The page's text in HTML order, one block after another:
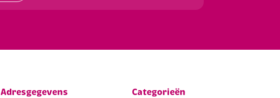
Adresgegevens Categorieën